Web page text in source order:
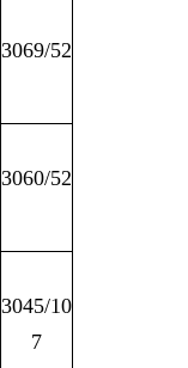
3069/52
3060/52
3045/10
7